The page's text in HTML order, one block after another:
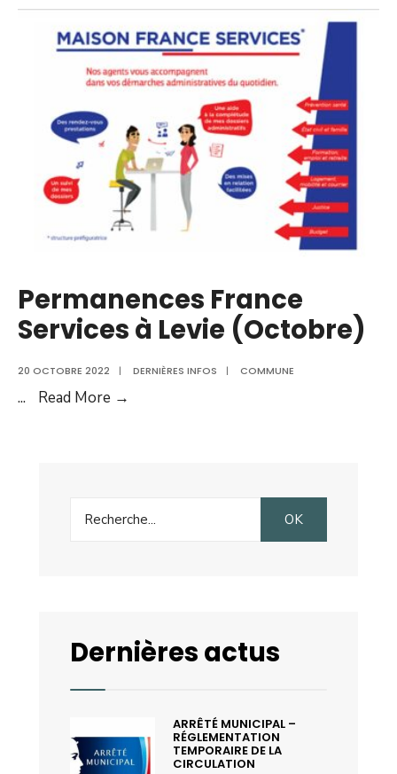
de
la
Science
collège
de
Levie
Permanences France
Services à Levie (Octobre)
20 OCTOBRE 2022 | DERNIÈRES INFOS | COMMUNE
... Read More →
(Octobre)
for:
OK
Dernières actus
ARRÊTÉ MUNICIPAL –
RÉGLEMENTATION
TEMPORAIRE DE LA
CIRCULATION